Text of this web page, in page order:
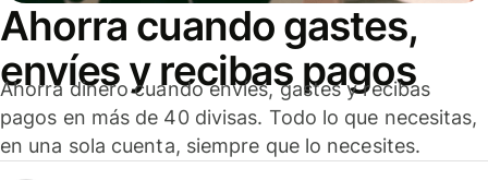
Ahorra cuando gastes,
envíes y recibas pagos
Ahorra dinero cuando envíes, gastes y recibas
pagos en más de 40 divisas. Todo lo que necesitas,
en una sola cuenta, siempre que lo necesites.